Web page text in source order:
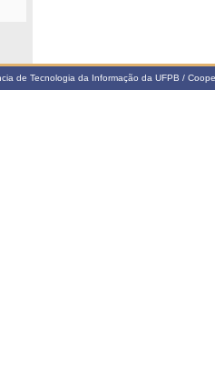
de Tecnologia da Informação da UFPB /